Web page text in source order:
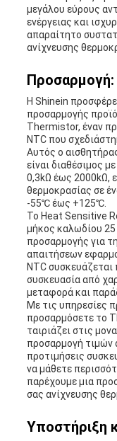
μεγάλου εύρους
ενέργειας και
απαραίτητο
ανίχνευσης
Προσαρμογή:
Η Shinein
προσαρμογής
Thermistor, έναν
NTC που
Αυτός ο
είναι διαθέσιμος
0,3kΩ έως 2000kΩ,
θερμοκρασίας σε
-55℃ έως +125℃.
Το Heat Sensitive
μήκος καλωδίου 25
προσαρμογής για
απαιτήσεων
NTC
συσκευασία από
μεταφορά και
Με τις υπηρεσίες
προσαρμόσετε το
ταιριάζει στις
προσαρμογή τιμών
προτιμήσεις
να μάθετε
παρέχουμε μια
σας ανίχνευσης
Υποστήριξη